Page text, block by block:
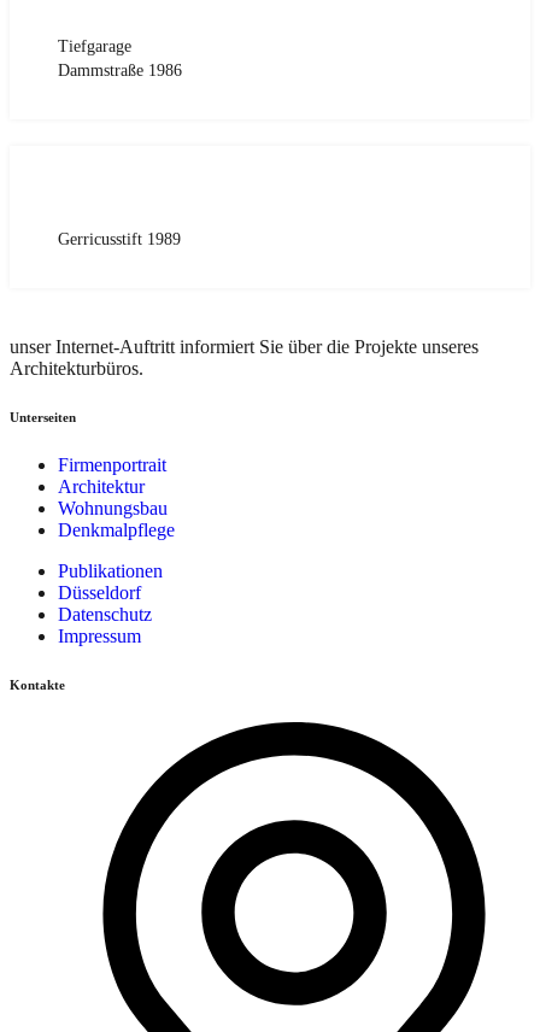
Tiefgarage
Dammstraße 1986
Gerricusstift 1989
unser Internet-Auftritt informiert Sie über die Projekte unseres
Architekturbüros.
Unterseiten
Firmenportrait
Architektur
Wohnungsbau
Denkmalpflege
Publikationen
Düsseldorf
Datenschutz
Impressum
Kontakte